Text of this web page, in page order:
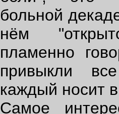
больной
нём
пламенно
привыкли
каждый носит
Самое